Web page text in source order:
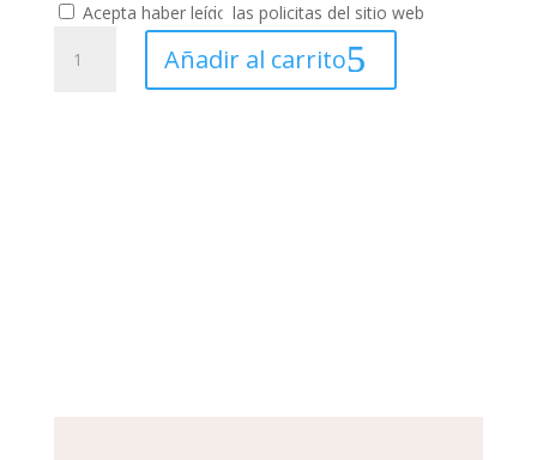
Acepta haber leído las policitas del sitio web
Yeso
Añadir al carrito